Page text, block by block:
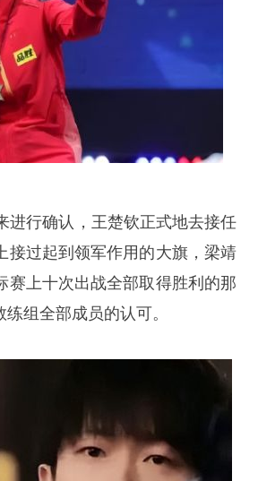
进行确认，王楚钦正式地去接任
接过起到领军作用的大旗， 梁靖
赛上十次出战全部取得胜利的那
组全部成员的认可。